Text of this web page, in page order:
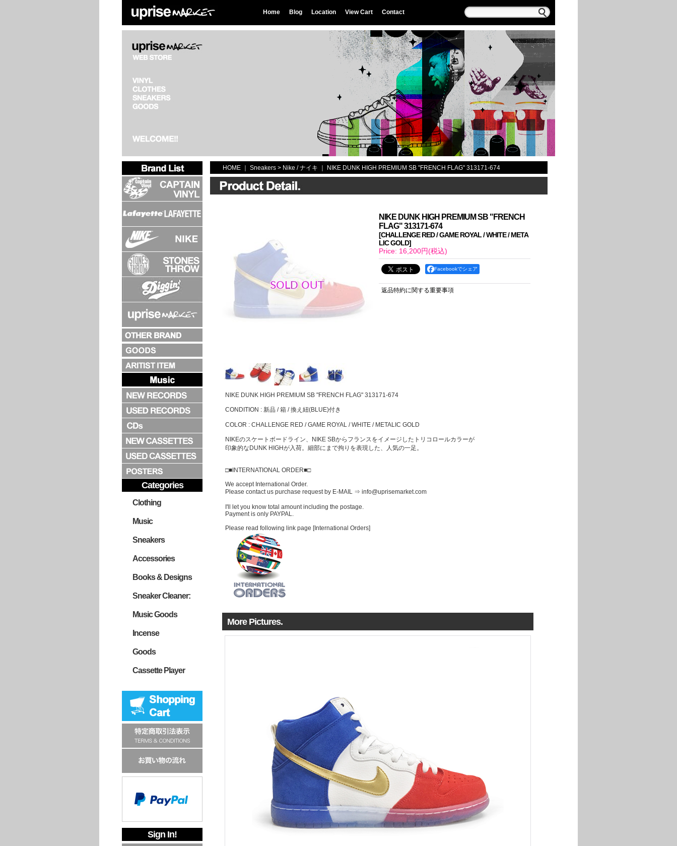
Home Blog Location View Cart Contact
Categories
Clothing
Music
Sneakers
Accessories
Books & Designs
Sneaker Cleaner:
Music Goods
Incense
Goods
Cassette Player
Sign In!
HOME ｜ Sneakers > Nike / ナイキ NIKE DUNK HIGH PREMIUM SB "FRENCH FLAG" 313171-674
NIKE DUNK HIGH PREMIUM SB "FRENCH
FLAG" 313171-674
[CHALLENGE RED / GAME ROYAL / WHITE / META
LIC GOLD]
Price: 16,200円(税込)
Facebookでシェア
返品特約に関する重要事項
NIKE DUNK HIGH PREMIUM SB "FRENCH FLAG" 313171-674
CONDITION : 新品 / 箱 / 換え紐(BLUE)付き
COLOR : CHALLENGE RED / GAME ROYAL / WHITE / METALIC GOLD
NIKEのスケートボードライン、NIKE SBからフランスをイメージしたトリコロールカラーが
印象的なDUNK HIGHが入荷。細部にまで拘りを表現した、人気の一足。
□■INTERNATIONAL ORDER■□
We accept International Order.
Please contact us purchase request by E-MAIL ⇒ info@uprisemarket.com
I'll let you know total amount including the postage.
Payment is only PAYPAL.
Please read following link page [International Orders]
More Pictures.